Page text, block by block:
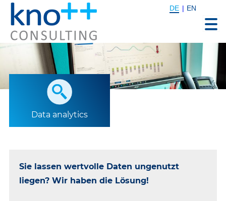
DE EN
Skip
content
Home
Data analytics
Sie lassen wertvolle Daten ungenutzt
liegen? Wir haben die Lösung!